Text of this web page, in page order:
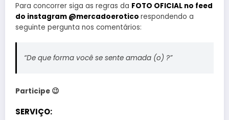
Para concorrer siga as regras da FOTO OFICIAL no feed
do instagram @mercadoerotico respondendo a
seguinte pergunta nos comentários:
“De que forma você se sente amada (o) ?”
Participe 😉
SERVIÇO: